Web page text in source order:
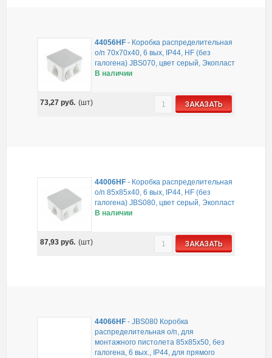
44056HF- Коробка распределительная
о/п 70х70х40, 6 вых, IP44, HF (без
галогена) JBS070, цвет серый, Экопласт
В наличии
73,27 руб. (шт) ЗАКАЗАТЬ
44006HF- Коробка распределительная
о/п 85х85х40, 6 вых, IP44, HF (без
галогена) JBS080, цвет серый, Экопласт
В наличии
87,93 руб. (шт) ЗАКАЗАТЬ
44066HF- JBS080 Коробка
распределительная о/п, для
монтажного пистолета 85х85х50, без
галогена, 6 вых., IP44, для прямого